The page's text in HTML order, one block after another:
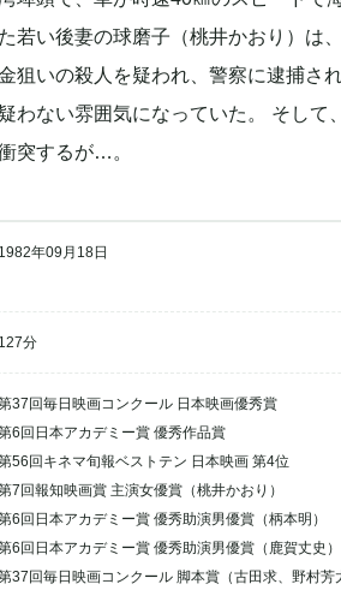
若い後妻の球磨子（桃井かおり）は
狙いの殺人を疑われ、警察に逮捕さ
わない雰囲気になっていた。 そし
突するが…。
1982年09月18日
127分
37回毎日映画コンクール 日本映画優秀賞
6回日本アカデミー賞 優秀作品賞
56回キネマ旬報ベストテン 日本映画 第4位
7回報知映画賞 主演女優賞（桃井かおり）
6回日本アカデミー賞 優秀助演男優賞（柄本明）
6回日本アカデミー賞 優秀助演男優賞（鹿賀丈
37回毎日映画コンクール 脚本賞（古田求、野村芳